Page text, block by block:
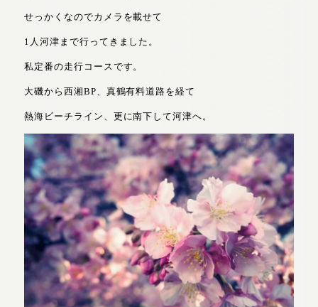
せっかくなのでカメラを載せて
1人河津まで行ってきました。
私定番の走行コースです。
大磯から西湘BP、真鶴有料道路を経て
熱海ビーチライン、更に南下して河津へ。